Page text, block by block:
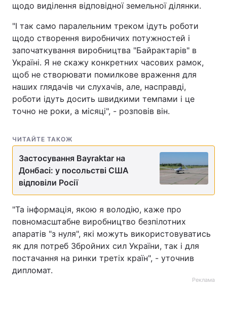
щодо виділення відповідної земельної ділянки.
"І так само паралельним треком ідуть роботи
щодо створення виробничих потужностей і
започаткування виробництва "Байрактарів" в
Україні. Я не скажу конкретних часових рамок,
щоб не створювати помилкове враження для
наших глядачів чи слухачів, але, насправді,
роботи ідуть досить швидкими темпами і це
точно не роки, а місяці", - розповів він.
ЧИТАЙТЕ ТАКОЖ
Застосування Bayraktar на
Донбасі: у посольстві США
відповіли Росії
"Та інформація, якою я володію, каже про
повномасштабне виробництво безпілотних
апаратів "з нуля", які можуть використовуватись
як для потреб Збройних сил України, так і для
постачання на ринки третіх країн", - уточнив
дипломат.
Реклама